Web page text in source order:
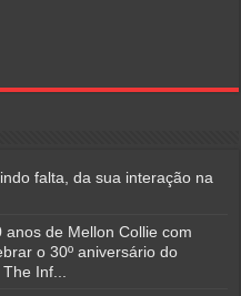
falta, da sua interação na
de Mellon Collie com
o 30º aniversário do
Inf...